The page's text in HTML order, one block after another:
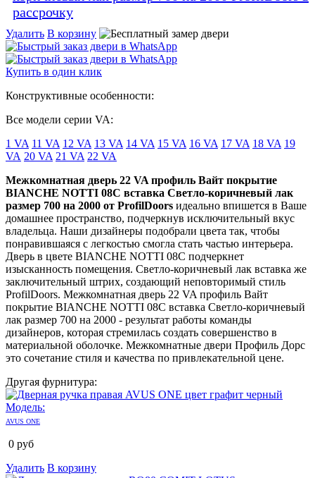
Удалить В корзину
Купить в один клик
Конструктивные особенности:
Все модели серии VA:
1 VA 11 VA 12 VA 13 VA 14 VA 15 VA 16 VA 17 VA 18 VA 19
VA 20 VA 21 VA 22 VA
Межкомнатная дверь 22 VA профиль Вайт покрытие
BIANCHE NOTTI 08C вставка Светло-коричневый лак
размер 700 на 2000 от ProfilDoors идеально впишется в Ваше
домашнее пространство, подчеркнув исключительный вкус
владельца. Наши дизайнеры подобрали цвета так, чтобы
понравившаяся с легкостью смогла стать частью интерьера.
Дверь в цвете BIANCHE NOTTI 08C подчеркнет
изысканность помещения. Светло-коричневый лак вставка же
заключительный штрих, создающий неповторимый стиль
ProfilDoors. Межкомнатная дверь 22 VA профиль Вайт
покрытие BIANCHE NOTTI 08C вставка Светло-коричневый
лак размер 700 на 2000 - результат работы команды
дизайнеров, которая стремилась создать совершенство в
материальной оболочке. Межкомнатные двери Профиль Дорс
это сочетание стиля и качества по привлекательной цене.
Другая фурнитура:
Модель:
AVUS ONE
0 руб
Удалить В корзину